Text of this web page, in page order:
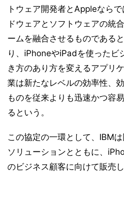
トウェア開発者とAppleなら
ドウェアとソフトウェアの統
ームを融合させるものである
り、iPhoneやiPadを使ったビ
き方のあり方を変えるアプリ
業は新たなレベルの効率性、
ものを従来よりも迅速かつ容
るという。
この協定の一環として、IBM
ソリューションとともに、
のビジネス顧客に向けて販売